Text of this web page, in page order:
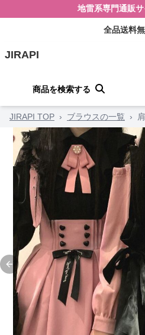
地雷系専門通販
全品送料無
JIRAPI
商品を検索する
JIRAPI TOP › ブラウスの一覧 ›
Previous slide